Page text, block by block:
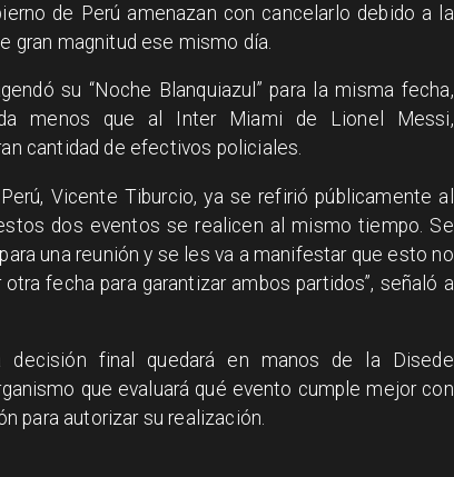
de Perú amenazan con cancelarlo debido a la
gran magnitud ese mismo día.
su “Noche Blanquiazul” para la misma fecha,
menos que al Inter Miami de Lionel Messi,
cantidad de efectivos policiales.
Vicente Tiburcio, ya se refirió públicamente al
dos eventos se realicen al mismo tiempo. Se
una reunión y se les va a manifestar que esto no
fecha para garantizar ambos partidos”, señaló a
decisión final quedará en manos de la Disede
que evaluará qué evento cumple mejor con
para autorizar su realización.